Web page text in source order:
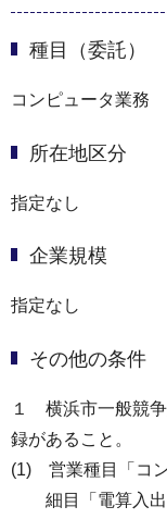
種目（委託）
コンピュータ業務
所在地区分
指定なし
企業規模
指定なし
その他の条件
１ 横浜市⼀般競
録があること。
(1) 営業種目「コン
細目「電算⼊出